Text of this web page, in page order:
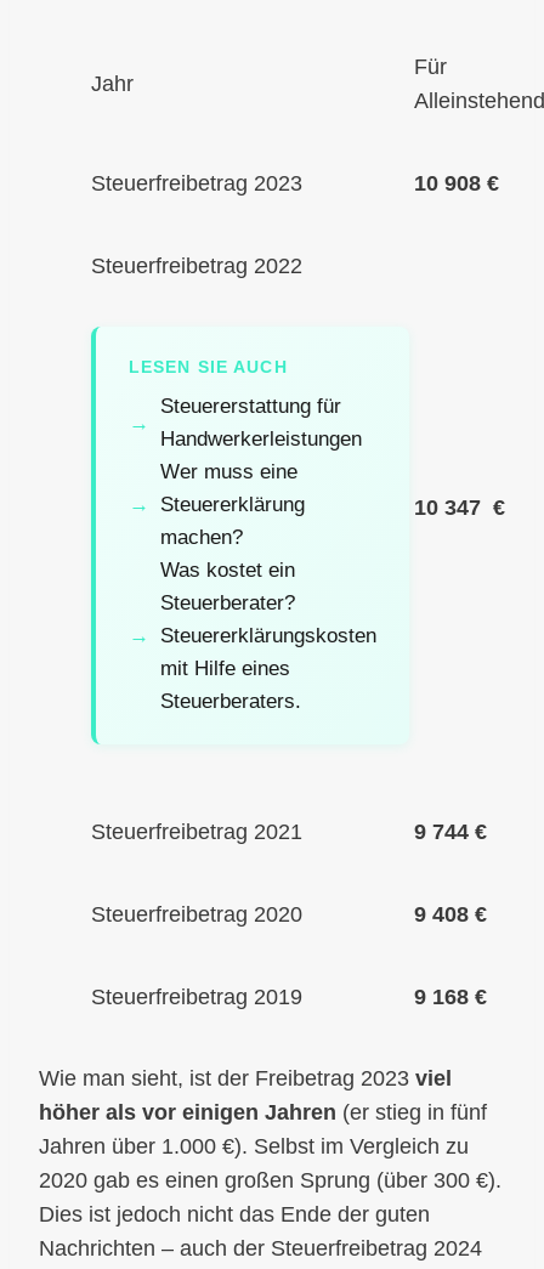
Jahr
Für
Steuerfreibetrag 2023 10 908 €
Steuerfreibetrag 2022
LESEN SIE AUCH
Steuererstattung für
Handwerkerleistungen
Wer muss eine
Steuererklärung
machen?
Was kostet ein
Steuerberater?
Steuererklärungskosten
mit Hilfe eines
Steuerberaters.
10 347 €
Steuerfreibetrag 2021 9 744 €
Steuerfreibetrag 2020 9 408 €
Steuerfreibetrag 2019 9 168 €
Wie man sieht, ist der Freibetrag 2023 viel
höher als vor einigen Jahren (er stieg in fünf
Jahren über 1.000 €). Selbst im Vergleich zu
2020 gab es einen großen Sprung (über 300 €).
Dies ist jedoch nicht das Ende der guten
Nachrichten – auch der Steuerfreibetrag 2024